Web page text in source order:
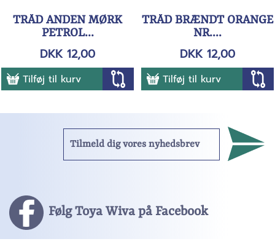
TRÅD ANDEN MØRK
PETROL...
DKK 12,00
Tilføj til kurv
TRÅD BRÆNDT ORANGE
NR....
DKK 12,00
Tilføj til kurv
Følg Toya Wiva på Facebook